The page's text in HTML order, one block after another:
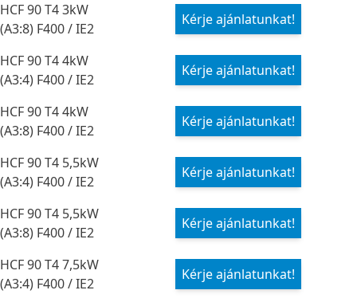
HCF 90 T4 3kW
(A3:8) F400 / IE2
Kérje ajánlatunkat!
HCF 90 T4 4kW
(A3:4) F400 / IE2
Kérje ajánlatunkat!
HCF 90 T4 4kW
(A3:8) F400 / IE2
Kérje ajánlatunkat!
HCF 90 T4 5,5kW
(A3:4) F400 / IE2
Kérje ajánlatunkat!
HCF 90 T4 5,5kW
(A3:8) F400 / IE2
Kérje ajánlatunkat!
HCF 90 T4 7,5kW
(A3:4) F400 / IE2
Kérje ajánlatunkat!